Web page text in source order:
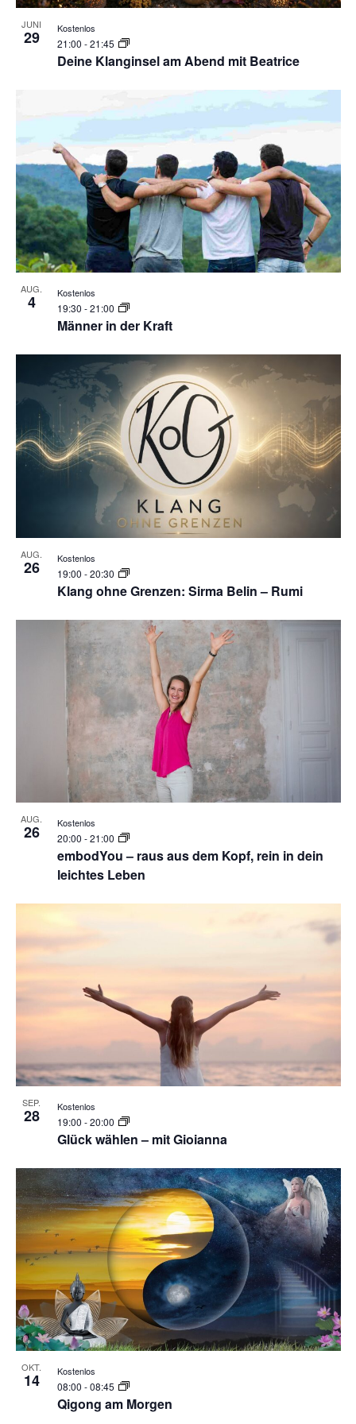
JUNI
29
Deine Klanginsel am Abend mit Beatrice
21:00 -21:45
Kostenlos
AUG.
4
Männer in der Kraft
19:30 -21:00
Kostenlos
AUG.
26
Klang ohne Grenzen: Sirma Belin – Rumi
19:00 -20:30
Kostenlos
AUG.
26
embodYou – raus aus dem Kopf, rein in dein
leichtes Leben
20:00 -21:00
Kostenlos
SEP.
28
Glück wählen – mit Gioianna
19:00 -20:00
Kostenlos
OKT.
14
Qigong am Morgen
08:00 -08:45
Kostenlos